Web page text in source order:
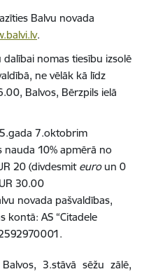
Balvu novada
.
nomas tiesību izsolē
ne vēlāk kā līdz
Balvos, Bērzpils ielā
7.oktobrim
10% apmērā no
20 (divdesmit euro un 0
30.00
novada pašvaldības,
kontā: AS “Citadele
3.stāvā sēžu zālē,